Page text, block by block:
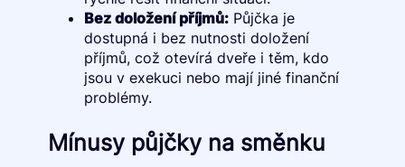
Bez doložení příjmů:Půjčka je
dostupná i bez nutnosti doložení
příjmů, což otevírá dveře i těm, kdo
jsou v exekuci nebo mají jiné finanční
problémy.
Mínusy půjčky na směnku